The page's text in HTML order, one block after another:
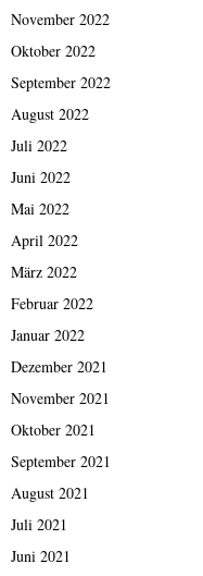
November 2022
Oktober 2022
September 2022
August 2022
Juli 2022
Juni 2022
Mai 2022
April 2022
März 2022
Februar 2022
Januar 2022
Dezember 2021
November 2021
Oktober 2021
September 2021
August 2021
Juli 2021
Juni 2021